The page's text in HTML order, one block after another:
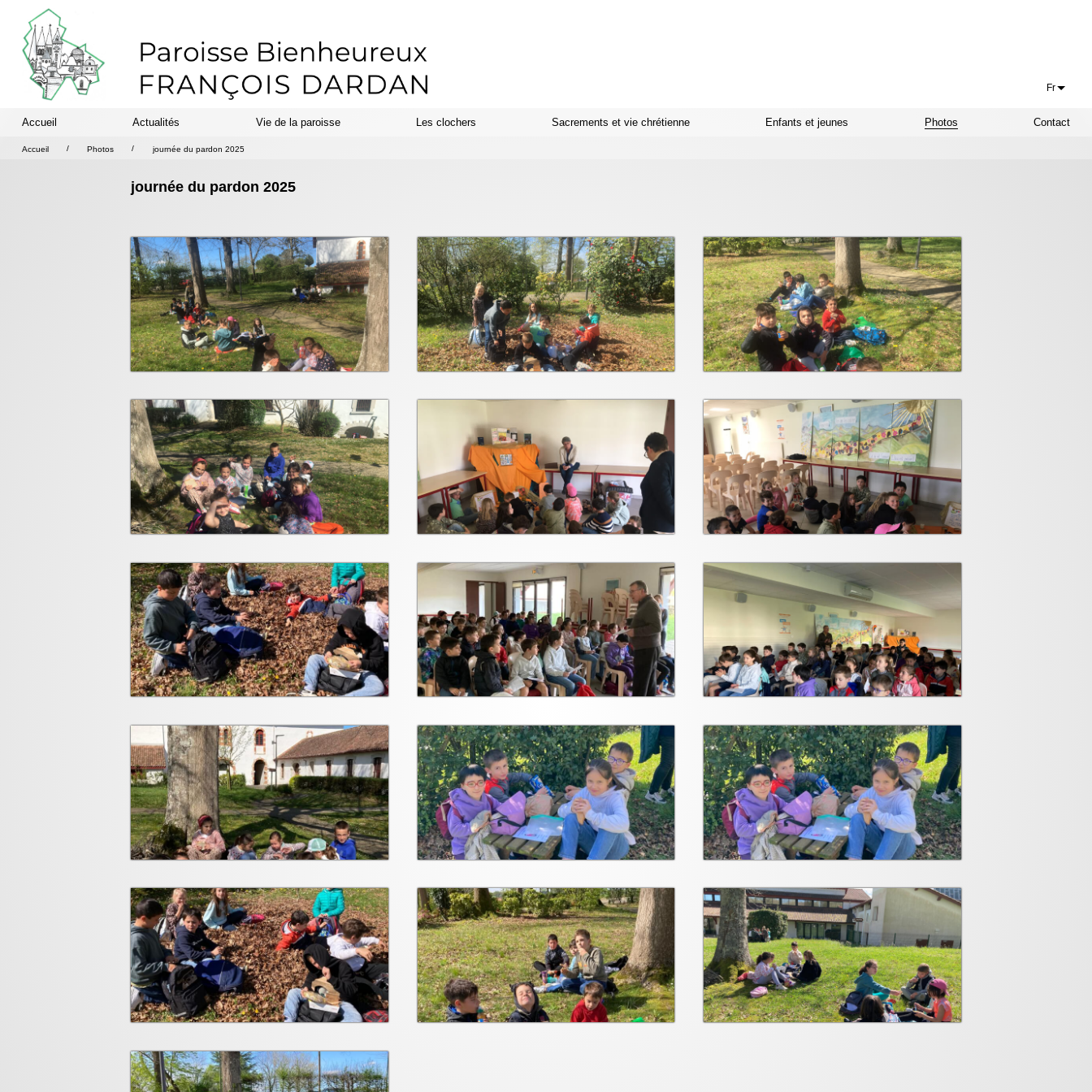
Fr
Accueil Actualités Vie de la paroisse Les clochers Sacrements et vie chrétienne Enfants et jeunes Photos Contact
Accueil / Photos / journée du pardon 2025
journée du pardon 2025